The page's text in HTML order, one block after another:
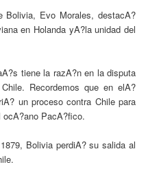
Bolivia, Evo Morales, destacA?
en Holanda yA?la unidad del
tiene la razA?n en la disputa
Recordemos que en elA?
un proceso contra Chile para
ocA?ano PacA?fico.
Bolivia perdiA? su salida al